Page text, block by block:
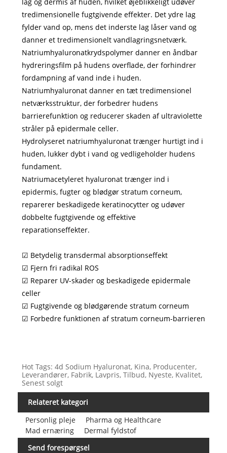
tredimensionelle fugtgivende effekter. Det ydre lag
fylder vand op, mens det inderste lag låser vand og
danner et tredimensionelt vandlagringsnetværk.
Natriumhyaluronatkrydspolymer danner en åndbar
hydreringsfilm på hudens overflade, der forhindrer
fordampning af vand inde i huden.
Natriumhyaluronat danner en tæt tredimensionel
netværksstruktur, der forbedrer hudens
barrierefunktion og reducerer skaden af ​​ultraviolette
stråler på epidermale celler.
Hydrolyseret natriumhyaluronat trænger hurtigt ind i
huden, lukker dybt i vand og vedligeholder hudens
fundament.
Natriumacetyleret hyaluronat trænger ind i
epidermis, fugter og blødgør stratum corneum,
reparerer beskadigede keratinocytter og udøver
dobbelte fugtgivende og effektive
reparationseffekter.
☑ Betydelig transdermal absorptionseffekt
☑ Fjern fri radikal ROS
☑ Reparer UV-skader og beskadigede epidermale
celler
☑ Fugtgivende og blødgørende stratum corneum
☑ Forbedre funktionen af ​​stratum corneum-barrieren
Hot Tags: 4d Sodium Hyaluronat, Kina, Producenter,
Leverandører, Fabrik, Lavpris, Tilbud, Nyeste, Kvalitet,
Senest solgt
Relateret kategori
Personlig pleje
Pharma og Healthcare
Mad ernæring
Dermal fyldstof
Send forespørgsel